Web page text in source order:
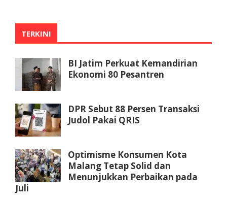
TERKINI
BI Jatim Perkuat Kemandirian
Ekonomi 80 Pesantren
DPR Sebut 88 Persen Transaksi
Judol Pakai QRIS
Optimisme Konsumen Kota
Malang Tetap Solid dan
Menunjukkan Perbaikan pada
Juli